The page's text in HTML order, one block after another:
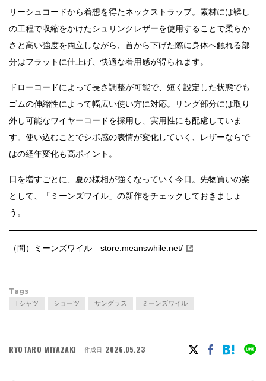
リーシュコードから着想を得たネックストラップ。素材には鞣し
の工程で収縮をかけたシュリンクレザーを使用することで柔らか
さと高い強度を両立しながら、首から下げた際に身体へ触れる部
分はフラットに仕上げ、快適な着用感が得られます。
ドローコードによって長さ調整が可能で、短く設定した状態でも
ゴムの伸縮性によって幅広い使い方に対応。リング部分には取り
外し可能なワイヤーコードを採用し、実用性にも配慮していま
す。使い込むことでシボ感の表情が変化していく、レザーならで
はの経年変化も高ポイント。
日を増すごとに、夏の様相が強くなっていく今日。先物買いの案
として、「ミーンズワイル」の新作をチェックしておきましょ
う。
（問）ミーンズワイル store.meanswhile.net/
Tags
Tシャツ ショーツ サングラス ミーンズワイル
RYOTARO MIYAZAKI 作成日 2026.05.23